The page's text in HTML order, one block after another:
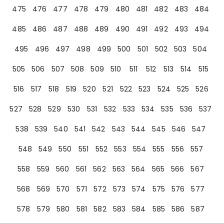
475
476 477 478 479 480 481 482 483
484
485
486 487 488 489 490 491 492 493
494
495
496 497 498 499 500 501 502 503
504
505
506 507 508 509 510 511 512 513 514
515
516
517 518 519 520 521 522 523 524 525
526
527
528 529 530 531 532 533 534 535 536
537
538
539 540 541 542 543 544 545 546
547
548
549 550 551 552 553 554 555 556
557
558
559 560 561 562 563 564 565 566
567
568
569 570 571 572 573 574 575 576
577
578
579 580 581 582 583 584 585 586
587